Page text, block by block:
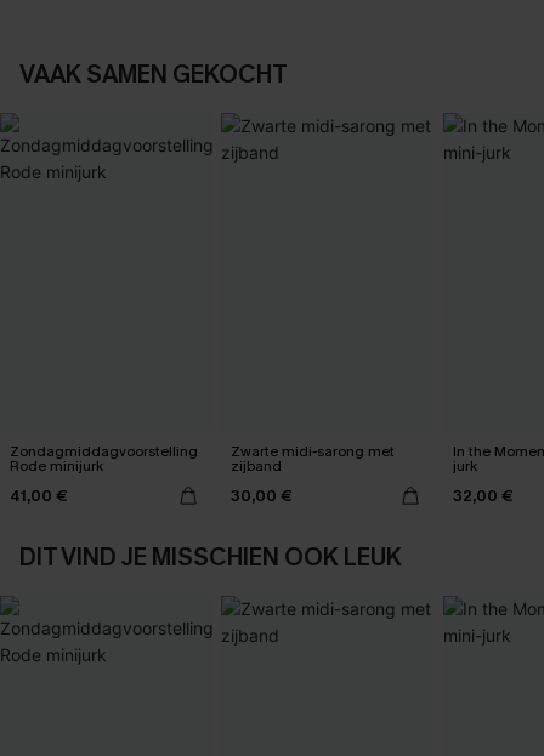
VAAK SAMEN GEKOCHT
Zondagmiddagvoorstelling
Rode minijurk
41,00 €
Zwarte midi-sarong met
zijband
30,00 €
In the
jurk
32,00 €
DIT VIND JE MISSCHIEN OOK LEUK